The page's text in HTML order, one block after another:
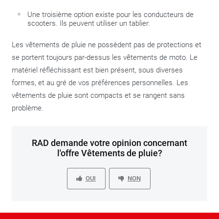
Une troisième option existe pour les conducteurs de
scooters. Ils peuvent utiliser un tablier.
Les vêtements de pluie ne possèdent pas de protections et
se portent toujours par-dessus les vêtements de moto. Le
matériel réfléchissant est bien présent, sous diverses
formes, et au gré de vos préférences personnelles. Les
vêtements de pluie sont compacts et se rangent sans
problème.
RAD demande votre opinion concernant
l'offre Vêtements de pluie?
OUI NON